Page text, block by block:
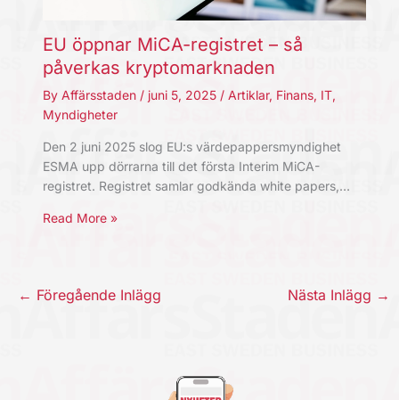
EU öppnar MiCA-registret – så
påverkas kryptomarknaden
By Affärsstaden / juni 5, 2025 / Artiklar, Finans, IT,
Myndigheter
Den 2 juni 2025 slog EU:s värdepappersmyndighet
ESMA upp dörrarna till det första Interim MiCA-
registret. Registret samlar godkända white papers,…
Read More »
← Föregående Inlägg Nästa Inlägg →